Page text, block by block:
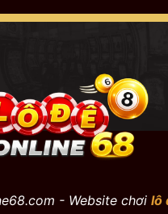
- Website chơi lô